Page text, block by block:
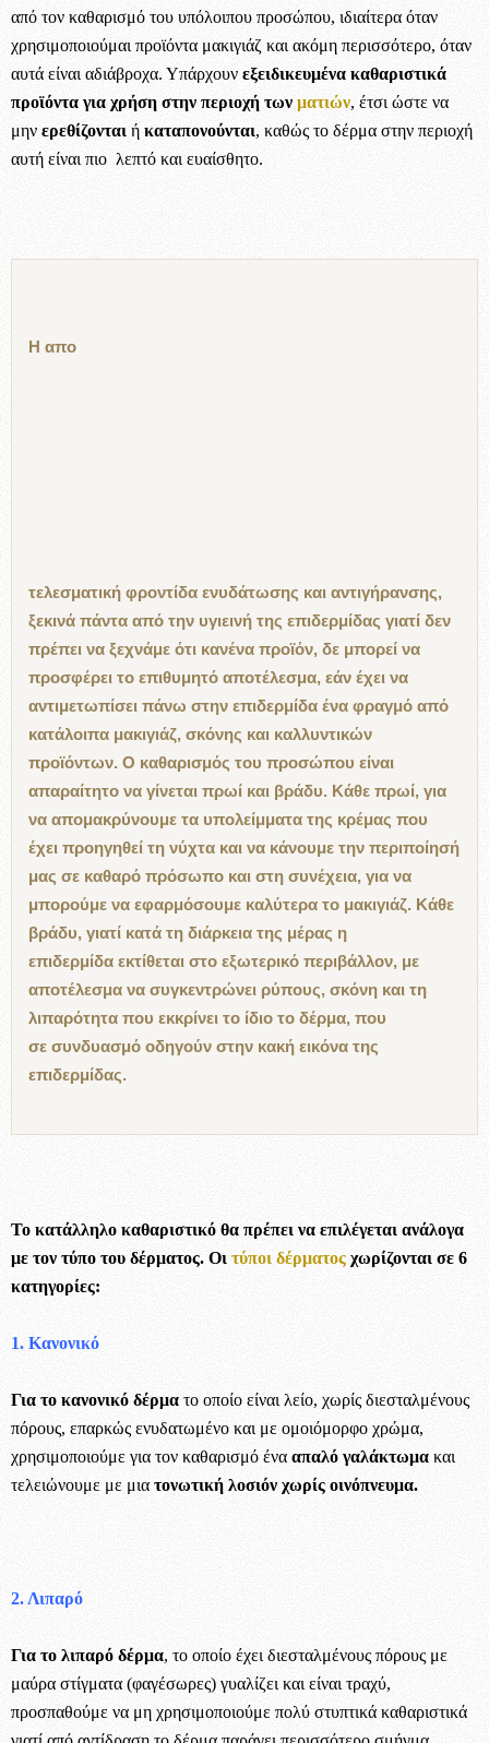
από τον καθαρισμό του υπόλοιπου προσώπου, ιδιαίτερα όταν
χρησιμοποιούμαι προϊόντα μακιγιάζ και ακόμη περισσότερο, όταν
αυτά είναι αδιάβροχα. Υπάρχουν εξειδικευμένα καθαριστικά
προϊόντα για χρήση στην περιοχή των ματιών, έτσι ώστε να
μην ερεθίζονται ή καταπονούνται, καθώς το δέρμα στην περιοχή
αυτή είναι πιο λεπτό και ευαίσθητο.
Η απο
τελεσματική φροντίδα ενυδάτωσης και αντιγήρανσης,
ξεκινά πάντα από την υγιεινή της επιδερμίδας γιατί δεν
πρέπει να ξεχνάμε ότι κανένα προϊόν, δε μπορεί να
προσφέρει το επιθυμητό αποτέλεσμα, εάν έχει να
αντιμετωπίσει πάνω στην επιδερμίδα ένα φραγμό από
κατάλοιπα μακιγιάζ, σκόνης και καλλυντικών
προϊόντων. Ο καθαρισμός του προσώπου είναι
απαραίτητο να γίνεται πρωί και βράδυ. Κάθε πρωί, για
να απομακρύνουμε τα υπολείμματα της κρέμας που
έχει προηγηθεί τη νύχτα και να κάνουμε την περιποίησή
μας σε καθαρό πρόσωπο και στη συνέχεια, για να
μπορούμε να εφαρμόσουμε καλύτερα το μακιγιάζ. Κάθε
βράδυ, γιατί κατά τη διάρκεια της μέρας η
επιδερμίδα εκτίθεται στο εξωτερικό περιβάλλον, με
αποτέλεσμα να συγκεντρώνει ρύπους, σκόνη και τη
λιπαρότητα που εκκρίνει το ίδιο το δέρμα, που
σε συνδυασμό οδηγούν στην κακή εικόνα της
επιδερμίδας.
Το κατάλληλο καθαριστικό θα πρέπει να επιλέγεται ανάλογα
με τον τύπο του δέρματος. Οι τύποι δέρματος χωρίζονται σε 6
κατηγορίες:
1. Κανονικό
Για το κανονικό δέρμα το οποίο είναι λείο, χωρίς διεσταλμένους
πόρους, επαρκώς ενυδατωμένο και με ομοιόμορφο χρώμα,
χρησιμοποιούμε για τον καθαρισμό ένα απαλό γαλάκτωμα και
τελειώνουμε με μια τονωτική λοσιόν χωρίς οινόπνευμα.
2. Λιπαρό
Για το λιπαρό δέρμα, το οποίο έχει διεσταλμένους πόρους με
μαύρα στίγματα (φαγέσωρες) γυαλίζει και είναι τραχύ,
προσπαθούμε να μη χρησιμοποιούμε πολύ στυπτικά καθαριστικά